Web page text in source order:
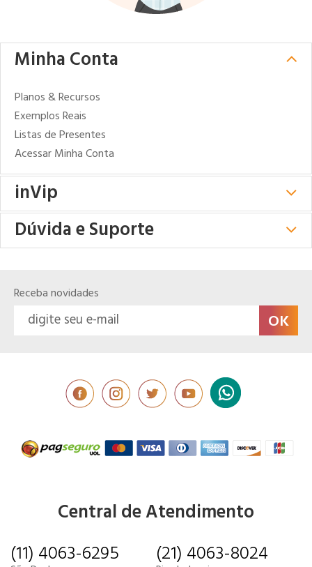
Minha Conta
Planos & Recursos
Exemplos Reais
Listas de Presentes
Acessar Minha Conta
inVip
Dúvida e Suporte
Receba novidades
Central de Atendimento
(11) 4063-6295
(21) 4063-8024